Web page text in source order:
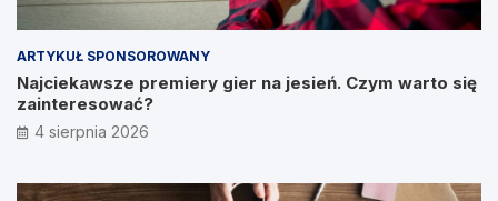
ARTYKUŁ SPONSOROWANY
Najciekawsze premiery gier na jesień. Czym warto się
zainteresować?
4 sierpnia 2026